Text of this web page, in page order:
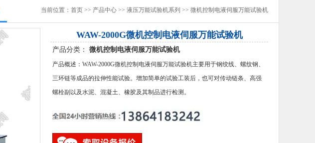
当前位置： 首页 >> 产品中心 >> 液压万能试验机系列 >> 微机控制电液伺服万能试验机
WAW-2000G微机控制电液伺服万能试验机
产品分类： 微机控制电液伺服万能试验机
产品概述：WAW-2000G微机控制电液伺服万能试验机主要用于钢绞线、螺纹钢、
三环链等成品的拉伸性能试验。增加简单的试验工装后，也可对传动链条、高强
螺栓副以及水泥、混凝土、橡胶及其制品进行检测。